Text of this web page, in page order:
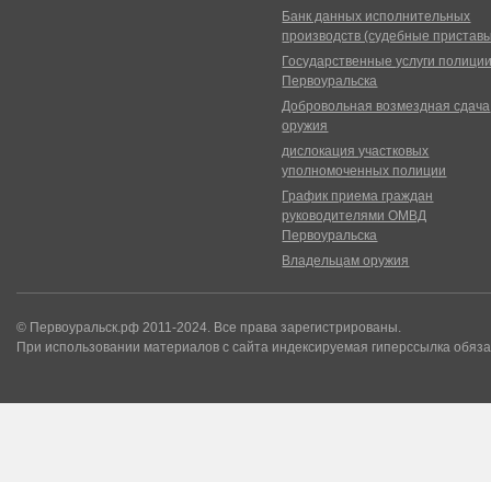
Банк данных исполнительных
производств (судебные
Государственные услуги
Первоуральска
Добровольная возмездная сдача
оружия
дислокация участковых
уполномоченных полиции
График приема граждан
руководителями ОМВД
Первоуральска
Владельцам оружия
© Первоуральск.рф 2011-2024. Все права зарегистрированы.
При использовании материалов с сайта индексируемая гиперссылка